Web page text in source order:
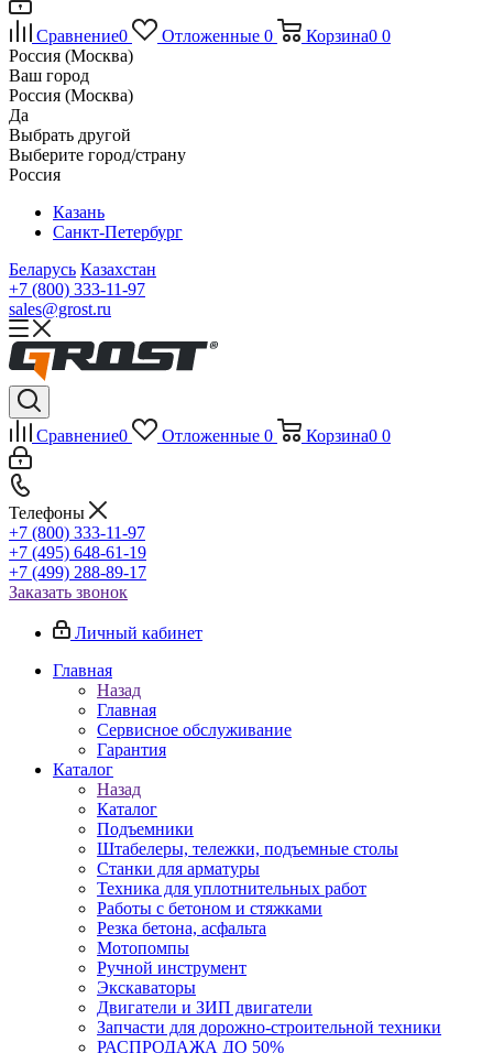
Сравнение0 Отложенные 0 Корзина0 0
Россия (Москва)
Ваш город
Россия (Москва)
Да
Выбрать другой
Выберите город/страну
Россия
Казань
Санкт-Петербург
Беларусь Казахстан
+7 (800) 333-11-97
sales@grost.ru
Сравнение0 Отложенные 0 Корзина0 0
Телефоны
+7 (800) 333-11-97
+7 (495) 648-61-19
+7 (499) 288-89-17
Заказать звонок
Личный кабинет
Главная
Назад
Главная
Сервисное обслуживание
Гарантия
Каталог
Назад
Каталог
Подъемники
Штабелеры, тележки, подъемные столы
Станки для арматуры
Техника для уплотнительных работ
Работы с бетоном и стяжками
Резка бетона, асфальта
Мотопомпы
Ручной инструмент
Экскаваторы
Двигатели и ЗИП двигатели
Запчасти для дорожно-строительной техники
РАСПРОДАЖА ДО 50%